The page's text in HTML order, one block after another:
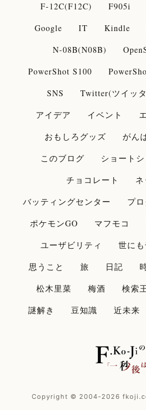
F-12C(F12C)
F905i
Google
IT Kindle
N-08B(N08B)
PowerShot S100
SNS
Twitter(ツイッ
アイデア
イベント
おもしろグッズ
がん
このブログ
ショートシ
チョコレート
バッティングセンター
プ
ポケモンGO
マフモコ
ユーザビリティ
世に
思うこと
旅 日記
松木里菜
梅酒 検索
謎解き
豆知識 近未来
Copyright © 2004-2026